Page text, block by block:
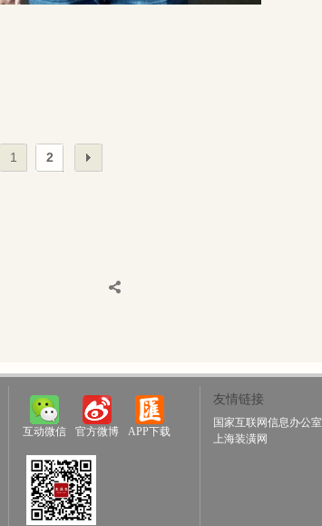
1 2
互动微信 官方微博 APP下载
友情链接
国家互联网信息办公室
上海装潢网